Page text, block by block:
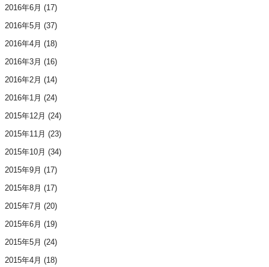
2016年6月 (17)
2016年5月 (37)
2016年4月 (18)
2016年3月 (16)
2016年2月 (14)
2016年1月 (24)
2015年12月 (24)
2015年11月 (23)
2015年10月 (34)
2015年9月 (17)
2015年8月 (17)
2015年7月 (20)
2015年6月 (19)
2015年5月 (24)
2015年4月 (18)